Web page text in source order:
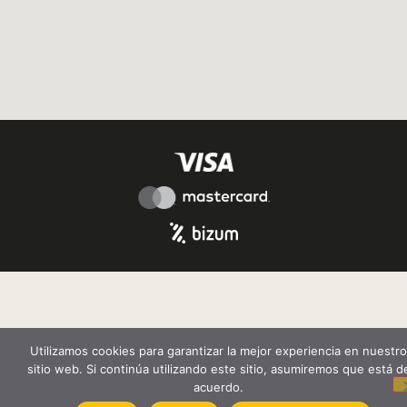
Utilizamos cookies para garantizar la mejor experiencia en nuestro
sitio web. Si continúa utilizando este sitio, asumiremos que está
acuerdo.